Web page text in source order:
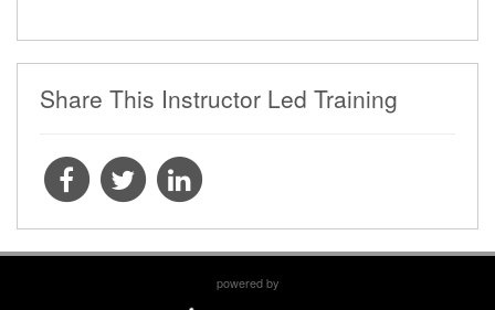
Share This Instructor Led Training
powered by